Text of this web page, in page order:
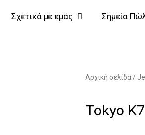
Σχετικά με εμάς Σημεία
Αρχική σελίδα /
Tokyo